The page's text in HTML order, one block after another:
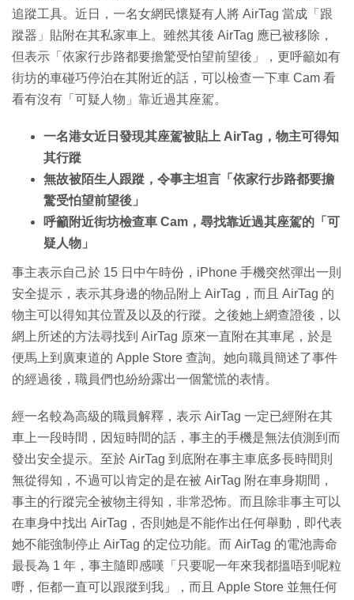
追蹤工具。近日，一名女網民懷疑有人將 AirTag 當成「跟
蹤器」貼附在其私家車上。雖然其後 AirTag 應已被移除，
但表示「依家行步路都要擔驚受怕望前望後」，更呼籲如有
街坊的車碰巧停泊在其附近的話，可以檢查一下車 Cam 看
看有沒有「可疑人物」靠近過其座駕。
一名港女近日發現其座駕被貼上 AirTag，物主可得知
其行蹤
無故被陌生人跟蹤，令事主坦言「依家行步路都要擔
驚受怕望前望後」
呼籲附近街坊檢查車 Cam，尋找靠近過其座駕的「可
疑人物」
事主表示自己於 15 日中午時份，iPhone 手機突然彈出一則
安全提示，表示其身邊的物品附上 AirTag，而且 AirTag 的
物主可以得知其位置及以及的行蹤。之後她上網查證後，以
網上所述的方法尋找到 AirTag 原來一直附在其車尾，於是
便馬上到廣東道的 Apple Store 查詢。她向職員簡述了事件
的經過後，職員們也紛紛露出一個驚慌的表情。
經一名較為高級的職員解釋，表示 AirTag 一定已經附在其
車上一段時間，因短時間的話，事主的手機是無法偵測到而
發出安全提示。至於 AirTag 到底附在事主車底多長時間則
無從得知，不過可以肯定的是在被 AirTag 附在車身期間，
事主的行蹤完全被物主得知，非常恐怖。而且除非事主可以
在車身中找出 AirTag，否則她是不能作出任何舉動，即代表
她不能強制停止 AirTag 的定位功能。而 AirTag 的電池壽命
最長為 1 年，事主隨即感嘆「只要呢一年來我都搵唔到呢粒
嘢，佢都一直可以跟蹤到我」，而且 Apple Store 並無任何